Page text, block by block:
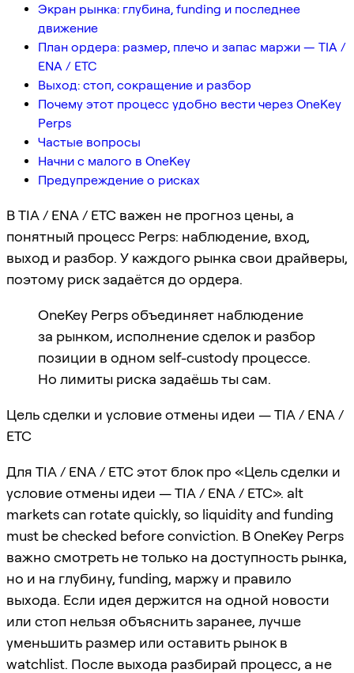
Экран рынка: глубина, funding и последнее
движение
План ордера: размер, плечо и запас маржи — TIA /
ENA / ETC
Выход: стоп, сокращение и разбор
Почему этот процесс удобно вести через OneKey
Perps
Частые вопросы
Начни с малого в OneKey
Предупреждение о рисках
В TIA / ENA / ETC важен не прогноз цены, а
понятный процесс Perps: наблюдение, вход,
выход и разбор. У каждого рынка свои драйверы,
поэтому риск задаётся до ордера.
OneKey Perps объединяет наблюдение
за рынком, исполнение сделок и разбор
позиции в одном self-custody процессе.
Но лимиты риска задаёшь ты сам.
Цель сделки и условие отмены идеи — TIA / ENA /
ETC
Для TIA / ENA / ETC этот блок про «Цель сделки и
условие отмены идеи — TIA / ENA / ETC». alt
markets can rotate quickly, so liquidity and funding
must be checked before conviction. В OneKey Perps
важно смотреть не только на доступность рынка,
но и на глубину, funding, маржу и правило
выхода. Если идея держится на одной новости
или стоп нельзя объяснить заранее, лучше
уменьшить размер или оставить рынок в
watchlist. После выхода разбирай процесс, а не